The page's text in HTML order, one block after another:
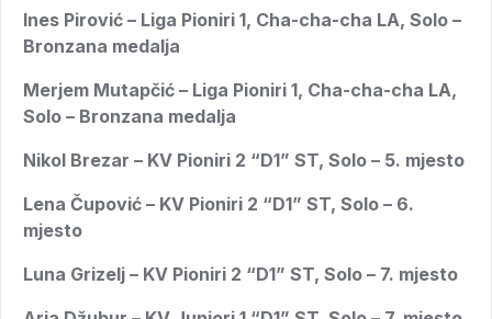
Ines Pirović – Liga Pioniri 1, Cha-cha-cha LA, Solo –
Bronzana medalja
Merjem Mutapčić – Liga Pioniri 1, Cha-cha-cha LA,
Solo – Bronzana medalja
Nikol Brezar – KV Pioniri 2 “D1” ST, Solo – 5. mjesto
Lena Čupović – KV Pioniri 2 “D1” ST, Solo – 6.
mjesto
Luna Grizelj – KV Pioniri 2 “D1” ST, Solo – 7. mjesto